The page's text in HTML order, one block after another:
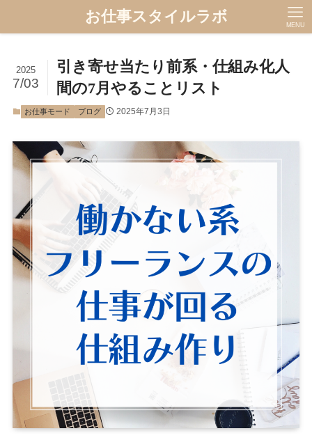
お仕事スタイルラボ MENU
引き寄せ当たり前系・仕組み化人
間の7月やることリスト
2025
7/03
お仕事モード ブログ 2025年7月3日